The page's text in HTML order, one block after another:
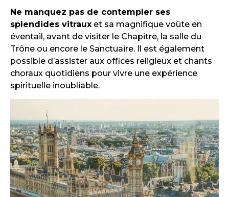
Ne manquez pas de contempler ses
splendides vitraux et sa magnifique voûte en
éventail, avant de visiter le Chapitre, la salle du
Trône ou encore le Sanctuaire. Il est également
possible d’assister aux offices religieux et chants
choraux quotidiens pour vivre une expérience
spirituelle inoubliable.